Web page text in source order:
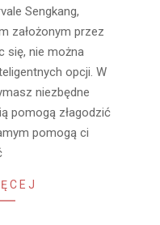
Sengkang,
założonym przez
się, nie można
opcji. W
niezbędne
pomogą złagodzić
pomogą ci